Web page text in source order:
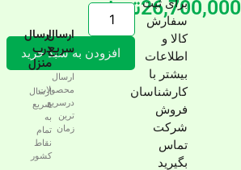
26,700,000تومانبرای ثبت
سفارش
کالا و
اطلاعات
بیشتر با
کارشناسان
فروش
شرکت
تماس
بگیرید
افزودن به سبد خرید
ارسال
سریع
ارسال
محصولات
درسریع‌
ترین
زمان
ارسال
درب
منزل
ارسال
سریع
به
تمام
نقاط
کشور